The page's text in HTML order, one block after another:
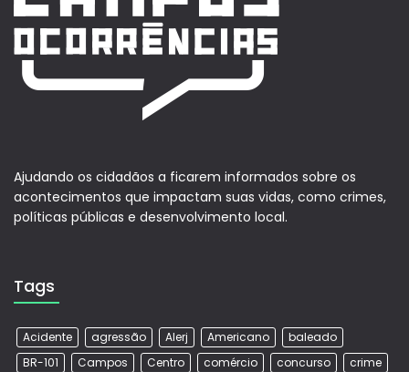
Ajudando os cidadãos a ficarem informados sobre os
acontecimentos que impactam suas vidas, como crimes,
políticas públicas e desenvolvimento local.
Tags
Acidente agressão Alerj Americano
baleado
BR-101
Campos Centro comércio concurso
crime